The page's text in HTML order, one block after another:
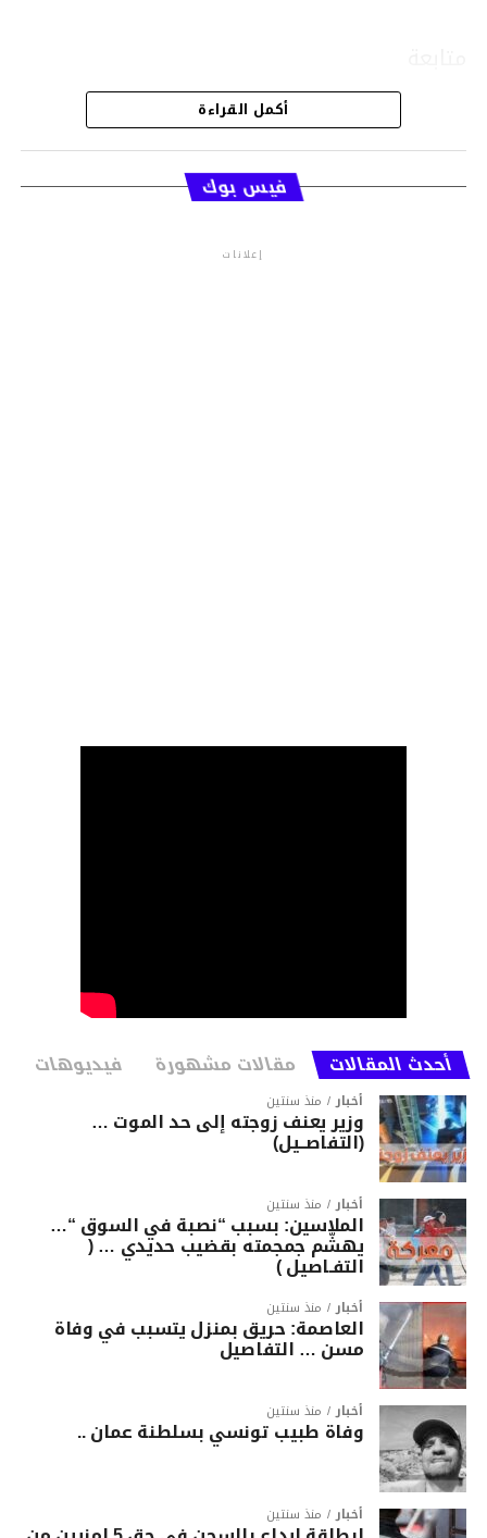
قسم الاخبار
أكمل القراءة
فيس بوك
إعلانات
أحدث المقالات مقالات مشهورة فيديوهات
أخبار منذ سنتين
وزير يعنف زوجته إلى حد الموت …
(التفاصــيل)
أخبار منذ سنتين
الملاسين: بسبب “نصبة في السوق “…
يهشّم جمجمته بقضيب حديدي … (
التفـاصيل )
أخبار منذ سنتين
العاصمة: حريق بمنزل يتسبب في وفاة
مسن … التفاصيل
أخبار منذ سنتين
وفاة طبيب تونسي بسلطنة عمان ..
أخبار منذ سنتين